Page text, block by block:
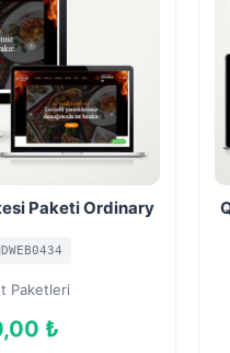
Paketi Ordinary
Paketleri
₺